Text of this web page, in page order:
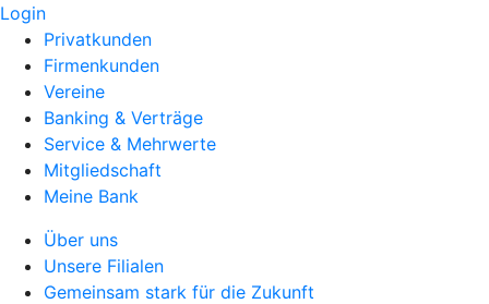
Login
Privatkunden
Firmenkunden
Vereine
Banking & Verträge
Service & Mehrwerte
Mitgliedschaft
Meine Bank
Über uns
Unsere Filialen
Gemeinsam stark für die Zukunft